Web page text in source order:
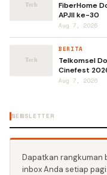
FiberHome
APJII ke-30
Aug 7, 2026
BERITA
Telkomsel
Cinefest
Aug 7, 2026
NEWSLETTER
Dapatkan rangkuman
inbox Anda setiap pagi.